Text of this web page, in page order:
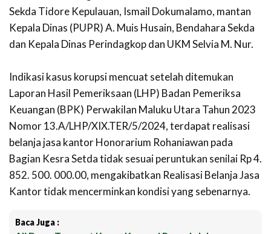
Sekda Tidore Kepulauan, Ismail Dokumalamo, mantan
Kepala Dinas (PUPR) A. Muis Husain, Bendahara Sekda
dan Kepala Dinas Perindagkop dan UKM Selvia M. Nur.
Indikasi kasus korupsi mencuat setelah ditemukan
Laporan Hasil Pemeriksaan (LHP) Badan Pemeriksa
Keuangan (BPK) Perwakilan Maluku Utara Tahun 2023
Nomor 13.A/LHP/XIX.TER/5/2024, terdapat realisasi
belanja jasa kantor Honorarium Rohaniawan pada
Bagian Kesra Setda tidak sesuai peruntukan senilai Rp 4.
852. 500. 000.00, mengakibatkan Realisasi Belanja Jasa
Kantor tidak mencerminkan kondisi yang sebenarnya.
Baca Juga :